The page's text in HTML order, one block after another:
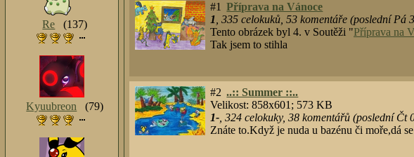
#1
Příprava na Vánoce
1 ,335 celokuků ,53 komentáře (poslední Pá
Tento obrázek byl 4. v Soutěži "Příprava na
Tak jsem to stihla
#2 ..:: Summer ::..
Velikost: 858x601; 573 KB
1- ,324 celokuky,38 komentářů (poslední Čt
Znáte to.Když je nuda u bazénu či moře,dá
Re (137)
Kyuubreon (79)